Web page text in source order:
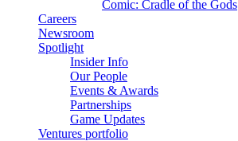
Comic: Cradle of the Gods
Careers
Newsroom
Spotlight
Insider Info
Our People
Events & Awards
Partnerships
Game Updates
Ventures portfolio